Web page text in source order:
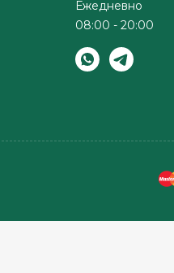
Ежедневно
08:00 - 20:00